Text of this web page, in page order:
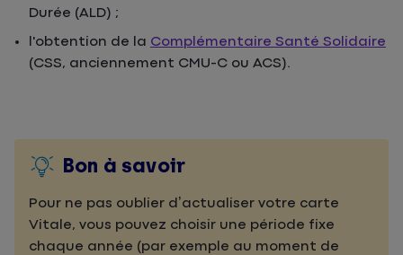
Durée (ALD) ;
l'obtention de la Complémentaire Santé Solidaire
(CSS, anciennement CMU-C ou ACS).
Bon à savoir
Pour ne pas oublier d’actualiser votre carte
Vitale, vous pouvez choisir une période fixe
chaque année (par exemple au moment de